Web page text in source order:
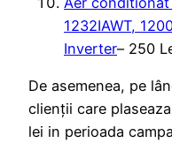
1232IAWT,
Inverter– 250
De asemenea, pe
clienții care
lei in perioada